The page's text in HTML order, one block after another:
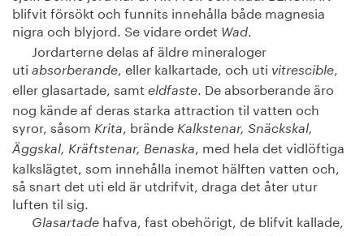
blifvit försökt och funnits innehålla både magnesia
nigra och blyjord. Se vidare ordet Wad.
Jordarterne delas af äldre mineraloger
uti absorberande, eller kalkartade, och uti vitrescible,
eller glasartade, samt eldfaste. De absorberande äro
nog kände af deras starka attraction til vatten och
syror, såsom Krita, brände Kalkstenar, Snäckskal,
Äggskal, Kräftstenar, Benaska, med hela det vidlöftiga
kalkslägtet, som innehålla inemot hälften vatten och,
så snart det uti eld är utdrifvit, draga det åter utur
luften til sig.
Glasartade hafva, fast obehörigt, de blifvit kallade,